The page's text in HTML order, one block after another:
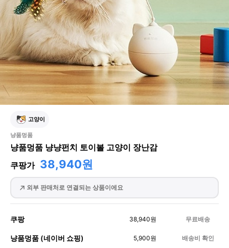
고양이
냥품멍품
냥품멍품 냥냥펀치 토이볼 고양이 장난감
쿠팡가 38,940원
외부 판매처로 연결되는 상품이에요
쿠팡 38,940원 무료배송
냥품멍품 (네이버 쇼핑) 5,900원 배송비 확인